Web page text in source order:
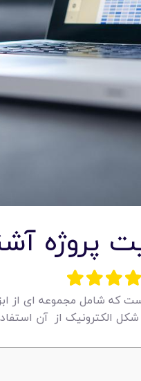
پروژه
که شامل مجموعه ای از
شکل الکترونیک از آن